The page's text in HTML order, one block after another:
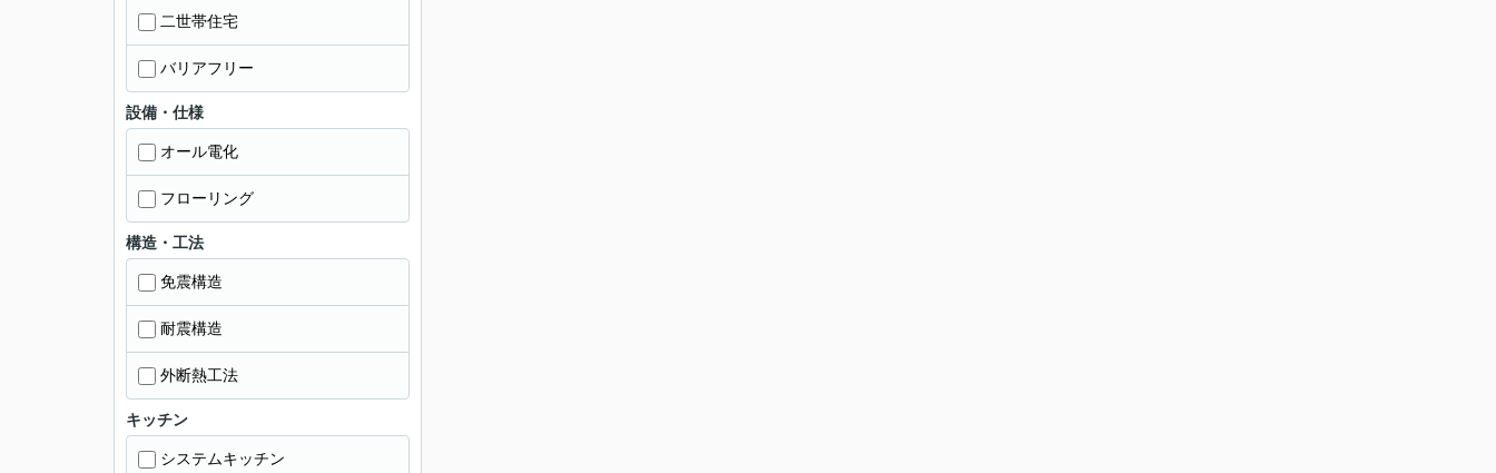
二世帯住宅
バリアフリー
設備・仕様
オール電化
フローリング
構造・工法
免震構造
耐震構造
外断熱工法
キッチン
システムキッチン